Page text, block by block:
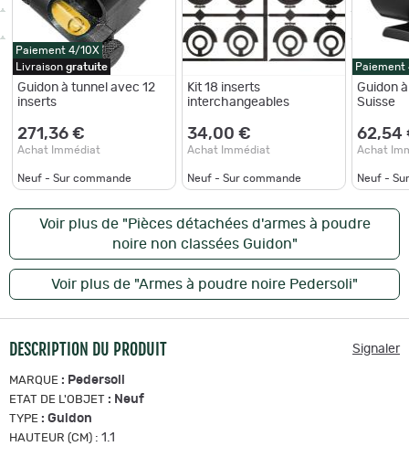
Paiement 4/10X
Livraison gratuite
Guidon à tunnel avec 12
inserts
271,36 €
Achat Immédiat
Neuf - Sur commande
Kit 18 inserts
interchangeables
34,00 €
Achat Immédiat
Neuf - Sur commande
Paiement
Guidon
Suisse
62,54
Achat
Neuf -
Voir plus de "Pièces détachées d'armes à poudre
noire non classées Guidon"
Voir plus de "Armes à poudre noire Pedersoli"
DESCRIPTION DU PRODUIT Signaler
MARQUE : Pedersoli
ETAT DE L'OBJET : Neuf
TYPE : Guidon
HAUTEUR (CM) : 1.1